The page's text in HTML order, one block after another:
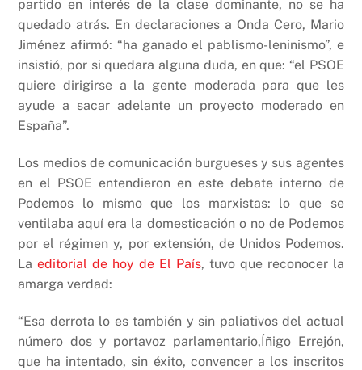
partido en interés de la clase dominante, no se ha
quedado atrás. En declaraciones a Onda Cero, Mario
Jiménez afirmó: “ha ganado el pablismo-leninismo”, e
insistió, por si quedara alguna duda, en que: “el PSOE
quiere dirigirse a la gente moderada para que les
ayude a sacar adelante un proyecto moderado en
España”.
Los medios de comunicación burgueses y sus agentes
en el PSOE entendieron en este debate interno de
Podemos lo mismo que los marxistas: lo que se
ventilaba aquí era la domesticación o no de Podemos
por el régimen y, por extensión, de Unidos Podemos.
Laeditorial de hoy de El País, tuvo que reconocer la
amarga verdad:
“Esa derrota lo es también y sin paliativos del actual
número dos y portavoz parlamentario,Íñigo Errejón,
que ha intentado, sin éxito, convencer a los inscritos